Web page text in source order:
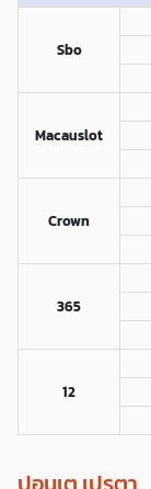
Sbo
Macauslot
Crown
365
12